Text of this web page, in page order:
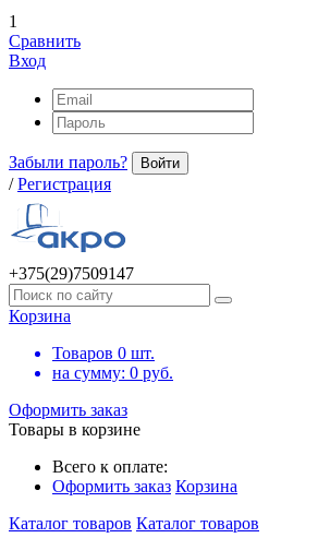
1
Сравнить
Вход
Забыли пароль? Войти
/ Регистрация
+375(29)7509147
Корзина
Товаров 0 шт.
на сумму: 0 руб.
Оформить заказ
Товары в корзине
Всего к оплате:
Оформить заказ Корзина
Каталог товаров Каталог товаров